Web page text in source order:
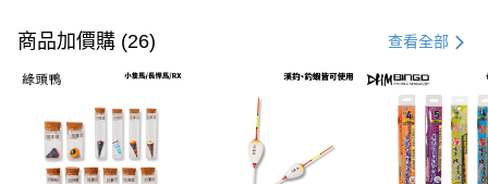
信用卡一次付款
信用卡分期付款
3 期 0 利率 每期 21家銀行
合作金庫商業銀行
第一商業銀行
華南商業銀行
彰化商業銀行
超商取貨付款
商品加價購 (26) 查看全部